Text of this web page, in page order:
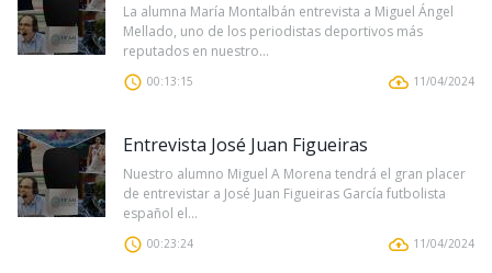
La alumna María Montalbán entrevista a Miguel Ángel
Mellado, uno de los periodistas deportivos más
reputados en nuestro...
00:13:15 11/04/2024
Entrevista José Juan Figueiras
Nuestro alumno Miguel A Morena tendrá el gran placer
de entrevistar a José Juan Figueiras García​ futbolista
español el...
00:23:24 11/04/2024